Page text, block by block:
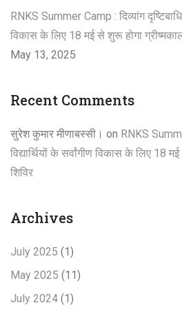
RNKS Summer Camp : दिव्यांग
विकास के लिए 18 मई से शुरू होगा
May 13, 2025
Recent Comments
सुरेश कुमार मीणाबस्सी। on RNKS
विद्यार्थियों के सर्वांगीण विकास के लिए 18
शिविर
Archives
July 2025 (1)
May 2025 (11)
July 2024 (1)